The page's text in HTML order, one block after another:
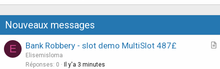
t
i
n
Nouveaux messages
E
A
Bank Robbery - slot demo MultiSlot 487£
Elisemisloma
Réponses 0 Il y'a 3 minutes